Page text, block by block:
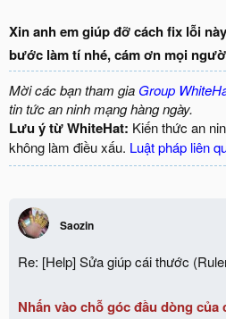
Xin anh em giúp đỡ cách fix lỗi
bước làm tí nhé, cám ơn mọi
Mời các bạn tham gia Group
tin tức an ninh mạng hàng ngày.
Lưu ý từ WhiteHat: Kiến thức an
không làm điều xấu. Luật pháp liên
Saozin
Re: [Help] Sửa giúp cái thước
Nhấn vào chỗ góc đầu dòng